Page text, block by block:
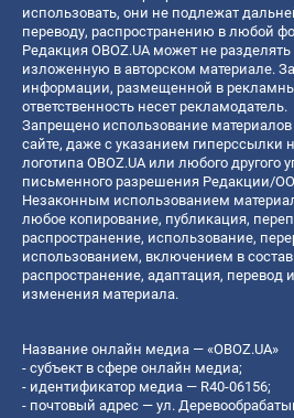
использовать, они не подлежат
переводу, распространению в любой
Редакция OBOZ.UA может не разделять
изложенную в авторском материале.
информации, размещенной в
ответственность несет рекламодатель.
Запрещено использование
сайте, даже с указанием гиперссылки
логотипа OBOZ.UA или любого другого
письменного разрешения Редакции/
Незаконным использованием
любое копирование, публикация,
распространение, использование,
использованием, включением в состав
распространение, адаптация, перевод
изменения материала.
Название онлайн медиа — «OBOZ.UA»
- субъект в сфере онлайн медиа;
- идентификатор медиа — R40-06156;
- почтовый адрес — ул.